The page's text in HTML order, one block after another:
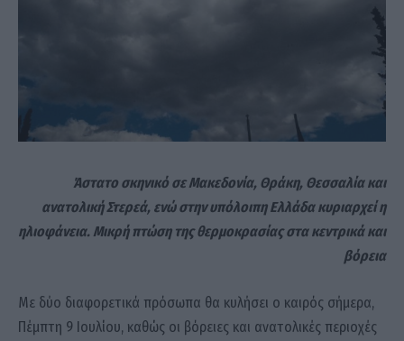
Άστατο σκηνικό σε Μακεδονία, Θράκη, Θεσσαλία και
ανατολική Στερεά, ενώ στην υπόλοιπη Ελλάδα κυριαρχεί η
ηλιοφάνεια. Μικρή πτώση της θερμοκρασίας στα κεντρικά και
βόρεια
Με δύο διαφορετικά πρόσωπα θα κυλήσει ο καιρός σήμερα,
Πέμπτη 9 Ιουλίου, καθώς οι βόρειες και ανατολικές περιοχές